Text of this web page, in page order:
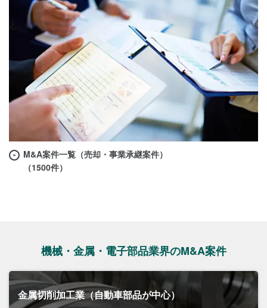
M&A案件一覧（売却・事業承継案件）
（1500件）
機械・金属・電子部品業界のM&A案件
金属切削加工業（自動車部品が中心）